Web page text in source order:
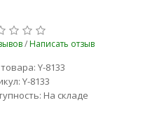
/ Написать отзыв
Y-8133
Y-8133
На складе